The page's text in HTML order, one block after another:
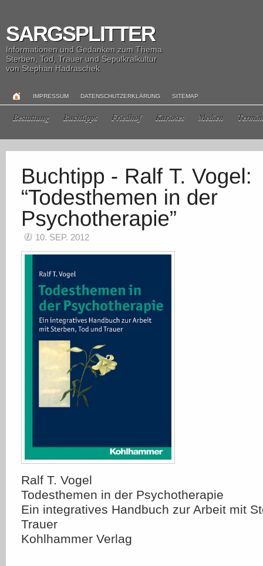
SARGSPLITTER
Informationen und Gedanken zum Thema
Sterben, Tod, Trauer und Sepulkralkultur
von Stephan Hadraschek
IMPRESSUM DATENSCHUTZERKLÄRUNG SITEMAP
Bestattung Buchtipps Friedhof Kurioses Medien
10. SEP. 2012
Ralf T. Vogel
Todesthemen in der Psychotherapie
Ein integratives Handbuch zur Arbeit mit
Trauer
Kohlhammer Verlag